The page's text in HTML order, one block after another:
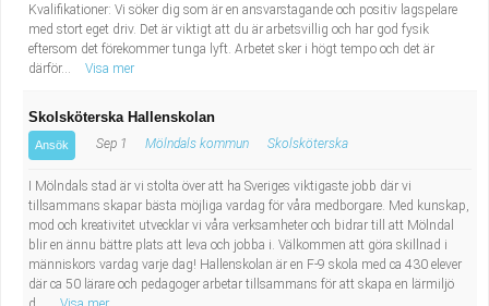
Kvalifikationer: Vi söker dig som är en ansvarstagande och positiv lagspelare
med stort eget driv. Det är viktigt att du är arbetsvillig och har god fysik
eftersom det förekommer tunga lyft. Arbetet sker i högt tempo och det är
därför...
Visa mer
Skolsköterska Hallenskolan
Ansök Sep 1 Mölndals kommun Skolsköterska
I Mölndals stad är vi stolta över att ha Sveriges viktigaste jobb där vi
tillsammans skapar bästa möjliga vardag för våra medborgare. Med kunskap,
mod och kreativitet utvecklar vi våra verksamheter och bidrar till att Mölndal
blir en ännu bättre plats att leva och jobba i. Välkommen att göra skillnad i
människors vardag varje dag! Hallenskolan är en F-9 skola med ca 430 elever
där ca 50 lärare och pedagoger arbetar tillsammans för att skapa en lärmiljö